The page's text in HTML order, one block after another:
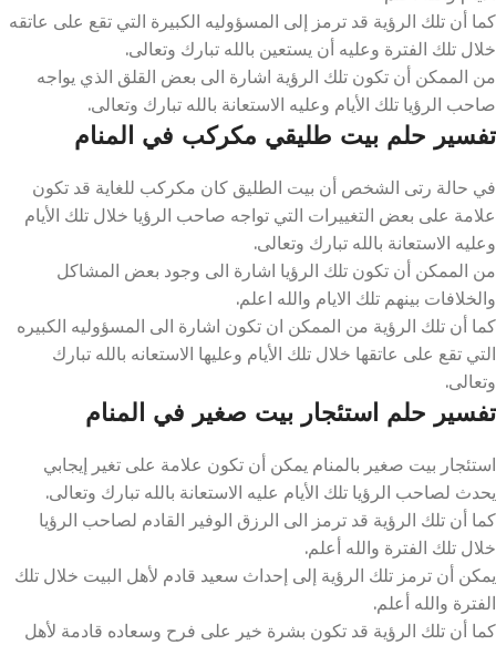
كما أن تلك الرؤية قد ترمز إلى المسؤوليه الكبيرة التي تقع على عاتقه
خلال تلك الفترة وعليه أن يستعين بالله تبارك وتعالى.
من الممكن أن تكون تلك الرؤية اشارة الى بعض القلق الذي يواجه
صاحب الرؤيا تلك الأيام وعليه الاستعانة بالله تبارك وتعالى.
تفسير حلم بيت طليقي مكركب في المنام
في حالة رتى الشخص أن بيت الطليق كان مكركب للغاية قد تكون
علامة على بعض التغييرات التي تواجه صاحب الرؤيا خلال تلك الأيام
وعليه الاستعانة بالله تبارك وتعالى.
من الممكن أن تكون تلك الرؤيا اشارة الى وجود بعض المشاكل
والخلافات بينهم تلك الايام والله اعلم.
كما أن تلك الرؤية من الممكن ان تكون اشارة الى المسؤوليه الكبيره
التي تقع على عاتقها خلال تلك الأيام وعليها الاستعانه بالله تبارك
وتعالى.
تفسير حلم استئجار بيت صغير في المنام
استئجار بيت صغير بالمنام يمكن أن تكون علامة على تغير إيجابي
يحدث لصاحب الرؤيا تلك الأيام عليه الاستعانة بالله تبارك وتعالى.
كما أن تلك الرؤية قد ترمز الى الرزق الوفير القادم لصاحب الرؤيا
خلال تلك الفترة والله أعلم.
يمكن أن ترمز تلك الرؤية إلى إحداث سعيد قادم لأهل البيت خلال تلك
الفترة والله أعلم.
كما أن تلك الرؤية قد تكون بشرة خير على فرح وسعاده قادمة لأهل